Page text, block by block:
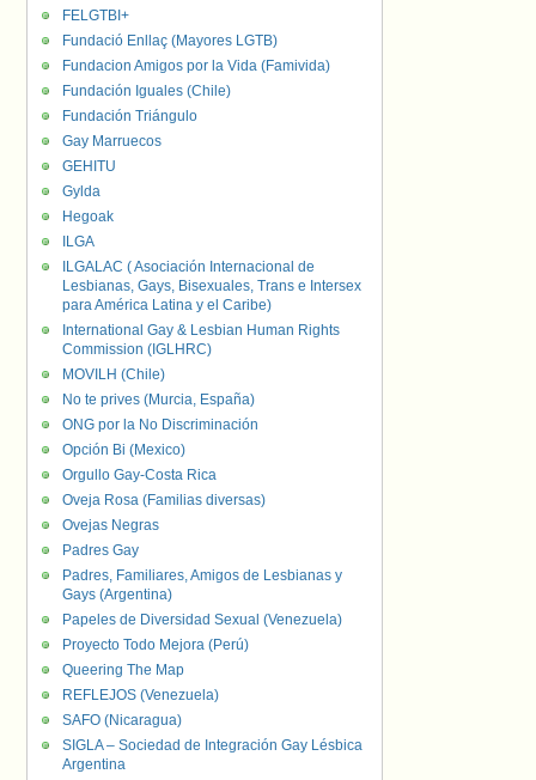
FELGTBI+
Fundació Enllaç (Mayores LGTB)
Fundacion Amigos por la Vida (Famivida)
Fundación Iguales (Chile)
Fundación Triángulo
Gay Marruecos
GEHITU
Gylda
Hegoak
ILGA
ILGALAC ( Asociación Internacional de
Lesbianas, Gays, Bisexuales, Trans e Intersex
para América Latina y el Caribe)
International Gay & Lesbian Human Rights
Commission (IGLHRC)
MOVILH (Chile)
No te prives (Murcia, España)
ONG por la No Discriminación
Opción Bi (Mexico)
Orgullo Gay-Costa Rica
Oveja Rosa (Familias diversas)
Ovejas Negras
Padres Gay
Padres, Familiares, Amigos de Lesbianas y
Gays (Argentina)
Papeles de Diversidad Sexual (Venezuela)
Proyecto Todo Mejora (Perú)
Queering The Map
REFLEJOS (Venezuela)
SAFO (Nicaragua)
SIGLA – Sociedad de Integración Gay Lésbica
Argentina